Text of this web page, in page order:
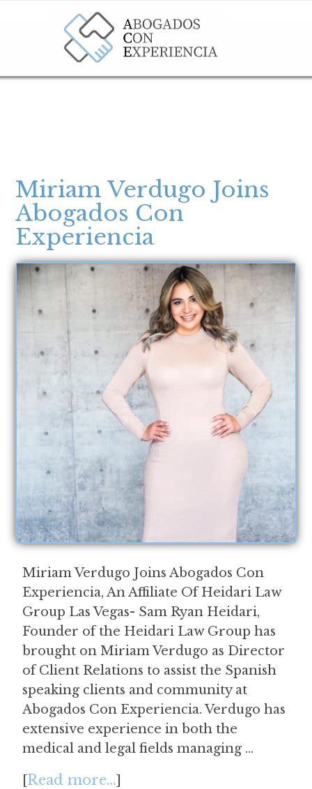
Miriam Verdugo Joins
Abogados Con
Experiencia
Miriam Verdugo Joins Abogados Con
Experiencia, An Affiliate Of Heidari Law
Group Las Vegas- Sam Ryan Heidari,
Founder of the Heidari Law Group has
brought on Miriam Verdugo as Director
of Client Relations to assist the Spanish
speaking clients and community at
Abogados Con Experiencia. Verdugo has
extensive experience in both the
medical and legal fields managing …
[Read more…]